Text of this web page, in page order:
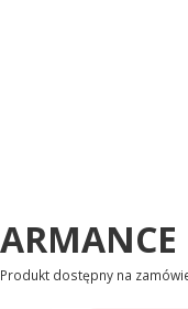
Produkt dostępny na